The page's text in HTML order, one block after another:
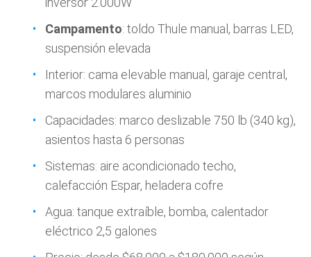
Campamento: toldo Thule manual, barras LED,
suspensión elevada
Interior: cama elevable manual, garaje central,
marcos modulares aluminio
Capacidades: marco deslizable 750 lb (340 kg),
asientos hasta 6 personas
Sistemas: aire acondicionado techo,
calefacción Espar, heladera cofre
Agua: tanque extraíble, bomba, calentador
eléctrico 2,5 galones